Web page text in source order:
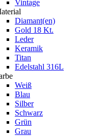
Vintage
Diamant(en)
Gold 18 Kt.
Leder
Keramik
Titan
Edelstahl 316L
Weiß
Blau
Silber
Schwarz
Grün
Grau